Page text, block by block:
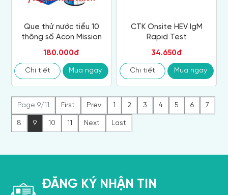
Que thử nước tiểu 10
thông số Acon Mission
180.000đ
Chi tiết Mua ngay
CTK Onsite HEV IgM
Rapid Test
34.650đ
Chi tiết Mua ngay
Page 9/11 First Prev 1 2 3 4 5 6 7
8 9 10 11 Next Last
ĐĂNG KÝ NHẬN TIN